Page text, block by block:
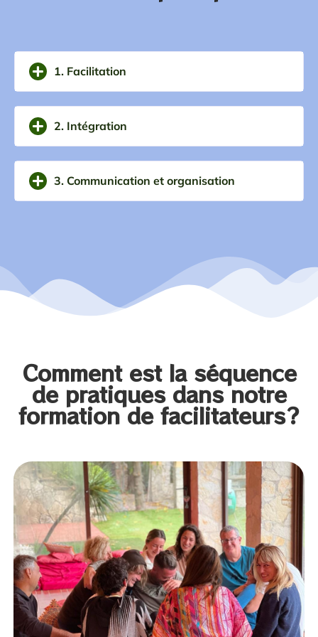
1. Facilitation
2. Intégration
3. Communication et organisation
Comment est la séquence
de pratiques dans notre
formation de facilitateurs?